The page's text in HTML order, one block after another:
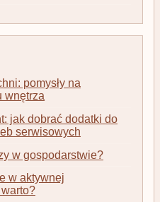
pomysły na
wnętrza
jak dobrać dodatki do
serwisowych
w gospodarstwie?
w aktywnej